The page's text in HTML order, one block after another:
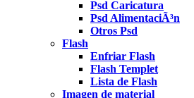
Psd Caricatura
Psd AlimentaciÃ³n
Otros Psd
Flash
Enfriar Flash
Flash Templet
Lista de Flash
Imagen de material